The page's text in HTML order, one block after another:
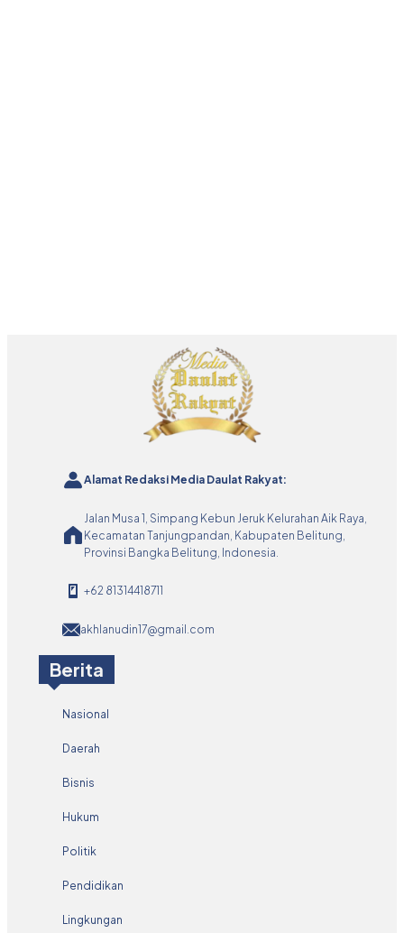
Alamat Redaksi Media Daulat Rakyat:
Jalan Musa 1, Simpang Kebun Jeruk Kelurahan Aik Raya,
Kecamatan Tanjungpandan, Kabupaten Belitung,
Provinsi Bangka Belitung, Indonesia.
+62 81314418711
akhlanudin17@gmail.com
Berita
Nasional
Daerah
Bisnis
Hukum
Politik
Pendidikan
Lingkungan